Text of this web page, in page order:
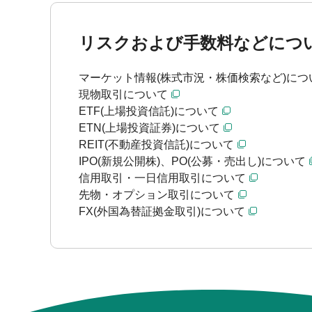
リスクおよび手数料などにつ
マーケット情報(株式市況・株価検索など)につ
現物取引について
ETF(上場投資信託)について
ETN(上場投資証券)について
REIT(不動産投資信託)について
IPO(新規公開株)、PO(公募・売出し)について
信用取引・一日信用取引について
先物・オプション取引について
FX(外国為替証拠金取引)について